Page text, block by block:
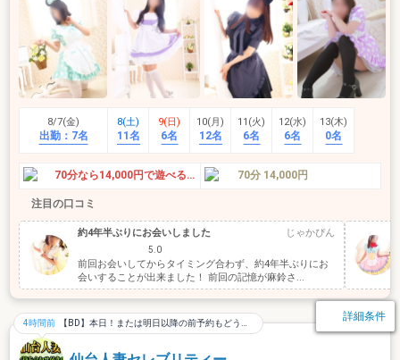
8/7(金)
出勤： 7名
8(土)
11名
9(日)
6名
10(月)
12名
11(火)
6名
12(水)
6名
13(木)
0名
70分なら14,000円で遊べるビ… 70分 14,000円
注目の口コミ
約4年半ぶりにお会いしました じゃかぴん
5.0
前回お会いしてからタイミング合わず、約4年半ぶりにお
会いすることが出来ました！ 前回の記憶が麻鈴さ...
4時間前 【BD】本日！または明日以降の前予約もどうぞ♪
詳細条件